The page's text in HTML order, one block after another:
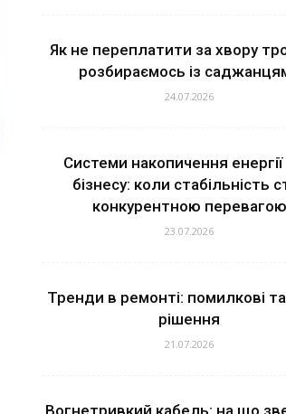
Як не переплатити за хвору
розбираємось із
24.07.2026
Системи накопичення
бізнесу: коли стабільність
конкурентною перевагою
23.07.2026
Тренди в ремонті: помилкові
рішення
21.07.2026
Вогнетривкий кабель: на що